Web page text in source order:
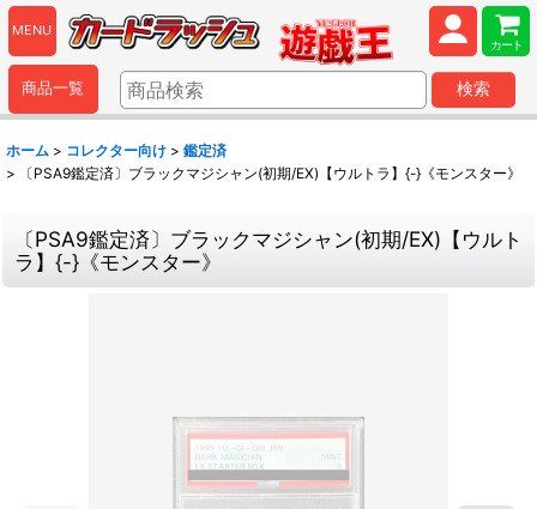
MENU
カート
商品一覧 検索
ホーム > コレクター向け > 鑑定済
>
〔PSA9鑑定済〕ブラックマジシャン(初期/EX)【ウルトラ】{-}《モンスター》
〔PSA9鑑定済〕ブラックマジシャン(初期/EX)【ウルト
ラ】{-}《モンスター》